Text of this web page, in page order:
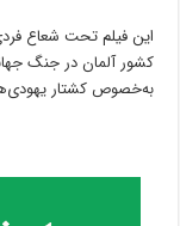
این فیلم تحت شعاع
کشور آلمان در جنگ
به‌خصوص کشتار یهودی‌ها